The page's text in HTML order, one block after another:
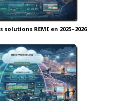
REMI en 2025–2026